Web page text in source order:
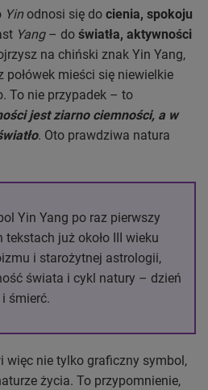
Yinodnosi się do cienia, spokoju
Yang– do światła, aktywności
na chiński znak Yin Yang,
połówek mieści się niewielkie
To nie przypadek – to
jest ziarno ciemności, a w
. Oto prawdziwa natura
Yin Yang po raz pierwszy
tekstach już około III wieku
i starożytnej astrologii,
świata i cykl natury – dzień
śmierć.
więc nie tylko graficzny symbol,
życia. To przypomnienie,